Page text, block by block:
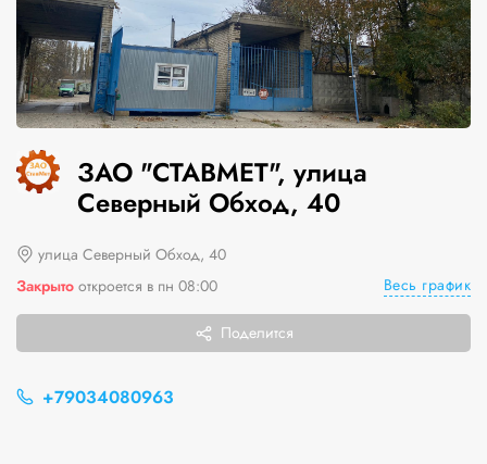
ЗАО "СТАВМЕТ", улица
Северный Обход, 40
улица Северный Обход, 40
Закрыто откроется в пн 08:00 Весь график
Поделится
+79034080963